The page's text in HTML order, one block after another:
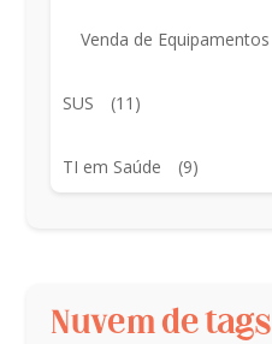
Venda de Equipamentos
SUS (11)
TI em Saúde (9)
Nuvem de tags